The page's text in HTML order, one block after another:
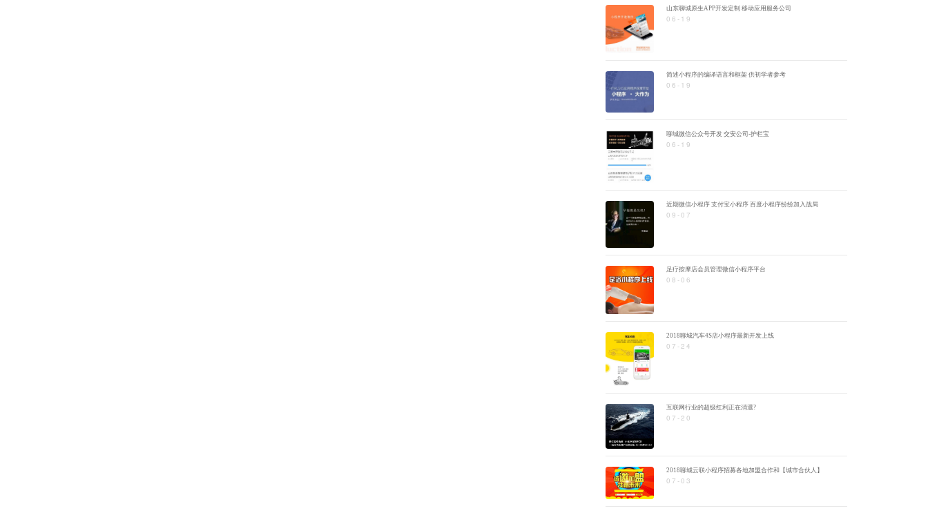
山东聊城原生APP开发定制 移动应用服务公司
06-19
简述小程序的编译语言和框架 供初学者参考
06-19
聊城微信公众号开发 交安公司-护栏宝
06-19
近期微信小程序 支付宝小程序 百度小程序纷纷加入战局
09-07
足疗按摩店会员管理微信小程序平台
08-06
2018聊城汽车4S店小程序最新开发上线
07-24
互联网行业的超级红利正在消退?
07-20
2018聊城云联小程序招募各地加盟合作和【城市合伙人】
07-03